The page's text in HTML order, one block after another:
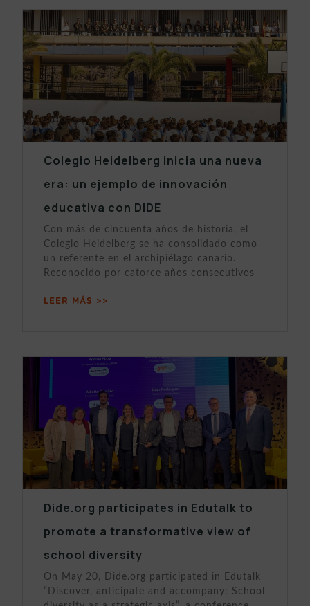
Colegio Heidelberg inicia una nueva
era: un ejemplo de innovación
educativa con DIDE
Con más de cincuenta años de historia, el
Colegio Heidelberg se ha consolidado como
un referente en el archipiélago canario.
Reconocido por catorce años consecutivos
LEER MÁS >>
Dide.org participates in Edutalk to
promote a transformative view of
school diversity
On May 20, Dide.org participated in Edutalk
“Discover, anticipate and accompany: School